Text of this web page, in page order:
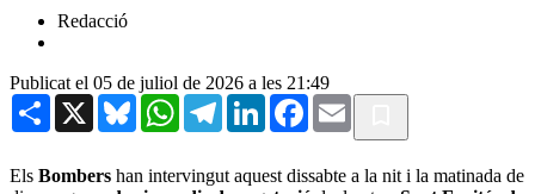
Redacció
Publicat el 05 de juliol de 2026 a les 21:49
Share X BlueskyWhatsAppTelegramLinkedInFacebook
Email
Els Bombers han intervingut aquest dissabte a la nit i la matinada de